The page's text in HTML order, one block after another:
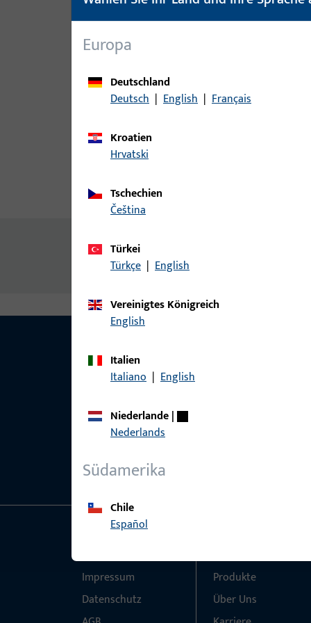
Produktbeschreibung
Inhalt
Zwischenprofil 42
Europa
Deutschland
Deutsch | English | Français
Kroatien
Hrvatski
Tschechien
čeština
Türkei
Türkçe | English
Vereinigtes Königreich
English
Italien
Italiano | English
Niederlande|
Nederlands
Südamerika
Chile
Español
Impressum
Datenschutz
Produkte
Über Uns